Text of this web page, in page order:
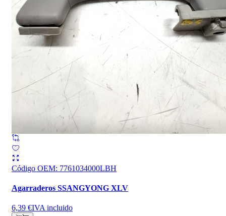
Código OEM: 7761034000LBH
Agarraderos SSANGYONG XLV
6,39 €IVA incluido